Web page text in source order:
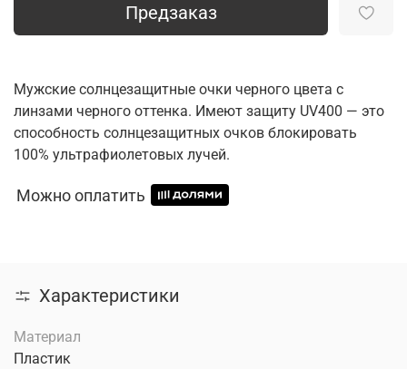
Предзаказ
Мужские солнцезащитные очки черного цвета с
линзами черного оттенка. Имеют защиту UV400 — это
способность солнцезащитных очков блокировать
100% ультрафиолетовых лучей.
Можно оплатить
Характеристики
Материал
Пластик